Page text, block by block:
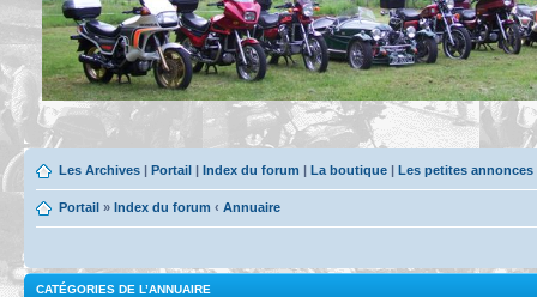
Les Archives | Portail | Index du forum | La boutique | Les petites
Portail » Index du forum ‹ Annuaire
CATÉGORIES DE L’ANNUAIRE